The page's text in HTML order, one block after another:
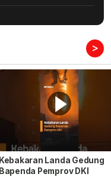
>
Kebakaran Landa Gedung
Bapenda Pemprov DKI